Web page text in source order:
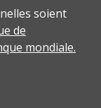
soient
de
mondiale.